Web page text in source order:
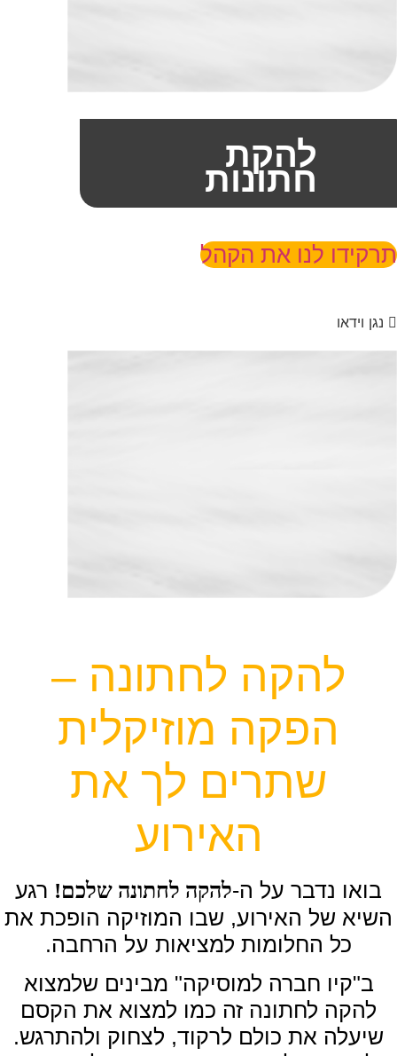
להקת
חתונות
תרקידו לנו את הקהל
נגן וידאו
להקה לחתונה –
הפקה מוזיקלית
שתרים לך את
האירוע
בואו נדבר על ה-להקה לחתונה שלכם! רגע
השיא של האירוע, שבו המוזיקה הופכת את
כל החלומות למציאות על הרחבה.
ב"קיו חברה למוסיקה" מבינים שלמצוא
להקה לחתונה זה כמו למצוא את הקסם
שיעלה את כולם לרקוד, לצחוק ולהתרגש.